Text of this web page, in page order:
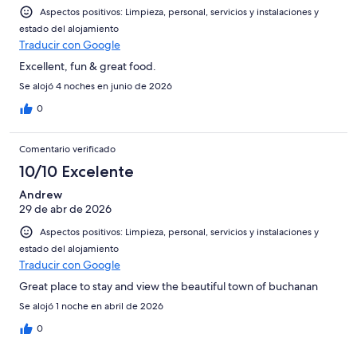
Mediocre
Horrible
Aspectos positivos: Limpieza, personal, servicios y instalaciones y
estado del alojamiento
Traducir con Google
Excellent, fun & great food.
Se alojó 4 noches en junio de 2026
0
Comentario verificado
10/10 Excelente
Andrew
29 de abr de 2026
Aspectos positivos: Limpieza, personal, servicios y instalaciones y
estado del alojamiento
Traducir con Google
Great place to stay and view the beautiful town of buchanan
Se alojó 1 noche en abril de 2026
0